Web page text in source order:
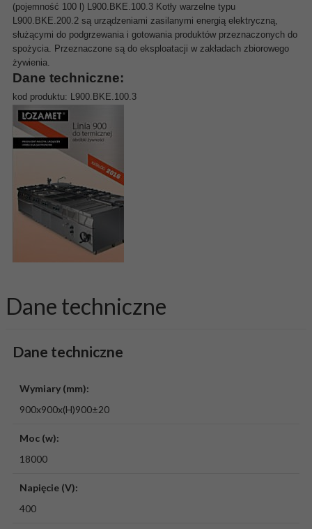
(pojemność 100 l) L900.BKE.100.3 Kotły warzelne typu
L900.BKE.200.2 są urządzeniami zasilanymi energią elektryczną,
służącymi do podgrzewania i gotowania produktów przeznaczonych do
spożycia. Przeznaczone są do eksploatacji w zakładach zbiorowego
żywienia.
Dane techniczne:
kod produktu: L900.BKE.100.3
Dane techniczne
Dane techniczne
Wymiary (mm):
900x900x(H)900±20
Moc (w):
18000
Napięcie (V):
400